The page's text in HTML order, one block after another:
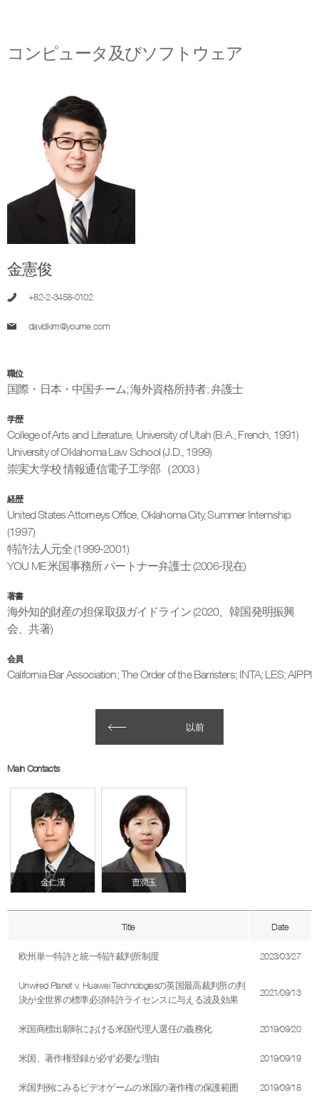
コンピュータ及びソフトウェア
金憲俊
+82-2-3458-0102
davidkim@youme.com
職位
国際・日本・中国チーム;海外資格所持者;弁護士
学歴
College of Arts and Literature, University of Utah (B.A., French, 1991)
University of Oklahoma Law School (J.D., 1999)
崇実大学校 情報通信電子工学部（2003）
経歴
United States Attorneys Office, Oklahoma City, Summer Internship
(1997)
特許法人元全 (1999-2001)
YOU ME 米国事務所 パートナー弁護士 (2006-現在)
著書
海外知的財産の担保取扱ガイドライン (2020、韓国発明振興
会、共著)
会員
California Bar Association; The Order of the Barristers; INTA; LES; AIPPI
以前
Main Contacts
金仁漢 曺潤玉
Title Date
欧州単一特許と統一特許裁判所制度 2023/03/27
Unwired Planet v. Huawei Technologiesの英国最高裁判所の判
決が全世界の標準必須特許ライセンスに与える波及効果
2021/09/13
米国商標出願時における米国代理人選任の義務化 2019/09/20
米国、著作権登録が必ず必要な理由 2019/09/19
米国判例にみるビデオゲームの米国の著作権の保護範囲 2019/09/18